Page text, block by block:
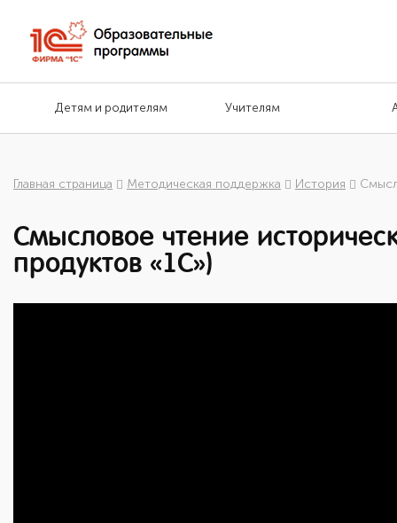
Детям и родителям Учителям
Главная страница Методическая поддержка История
Смысловое чтение
продуктов «1С»)